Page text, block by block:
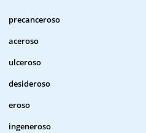
precanceroso
aceroso
ulceroso
desideroso
eroso
ingeneroso